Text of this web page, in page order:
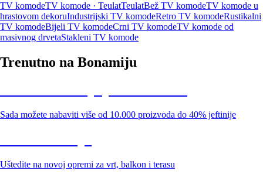
TV komodeTV komode · TeulatTeulatBež TV komodeTV komode u
hrastovom dekoruIndustrijski TV komodeRetro TV komodeRustikalni
TV komodeBijeli TV komodeCrni TV komodeTV komode od
masivnog drvetaStakleni TV komode
Trenutno na Bonamiju
Sada možete nabaviti više od 10.000 proizvoda do 40% jeftinije
Uštedite na novoj opremi za vrt, balkon i terasu